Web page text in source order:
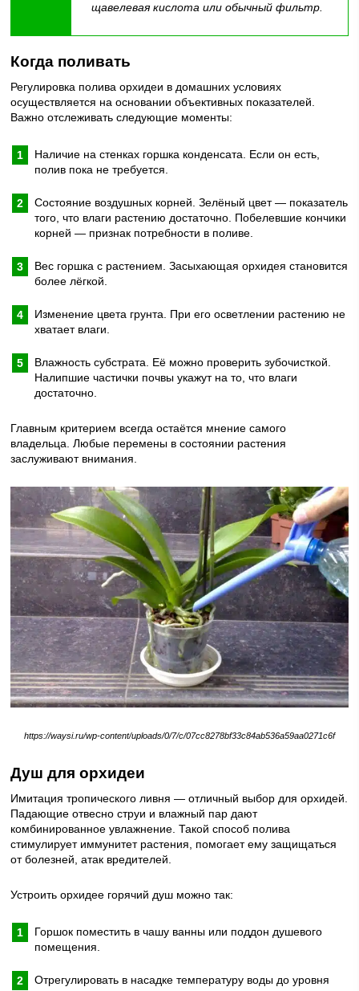
щавелевая кислота или обычный фильтр.
Когда поливать
Регулировка полива орхидеи в домашних условиях
осуществляется на основании объективных показателей.
Важно отслеживать следующие моменты:
Наличие на стенках горшка конденсата. Если он есть,
полив пока не требуется.
Состояние воздушных корней. Зелёный цвет — показатель
того, что влаги растению достаточно. Побелевшие кончики
корней — признак потребности в поливе.
Вес горшка с растением. Засыхающая орхидея становится
более лёгкой.
Изменение цвета грунта. При его осветлении растению не
хватает влаги.
Влажность субстрата. Её можно проверить зубочисткой.
Налипшие частички почвы укажут на то, что влаги
достаточно.
Главным критерием всегда остаётся мнение самого
владельца. Любые перемены в состоянии растения
заслуживают внимания.
https://waysi.ru/wp-content/uploads/0/7/c/07cc8278bf33c84ab536a59aa0271c6f
Душ для орхидеи
Имитация тропического ливня — отличный выбор для орхидей.
Падающие отвесно струи и влажный пар дают
комбинированное увлажнение. Такой способ полива
стимулирует иммунитет растения, помогает ему защищаться
от болезней, атак вредителей.
Устроить орхидее горячий душ можно так:
Горшок поместить в чашу ванны или поддон душевого
помещения.
Отрегулировать в насадке температуру воды до уровня